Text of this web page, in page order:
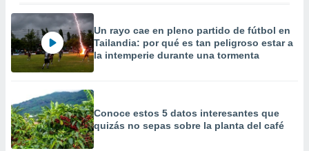
Un rayo cae en pleno partido de fútbol en
Tailandia: por qué es tan peligroso estar a
la intemperie durante una tormenta
Conoce estos 5 datos interesantes que
quizás no sepas sobre la planta del café